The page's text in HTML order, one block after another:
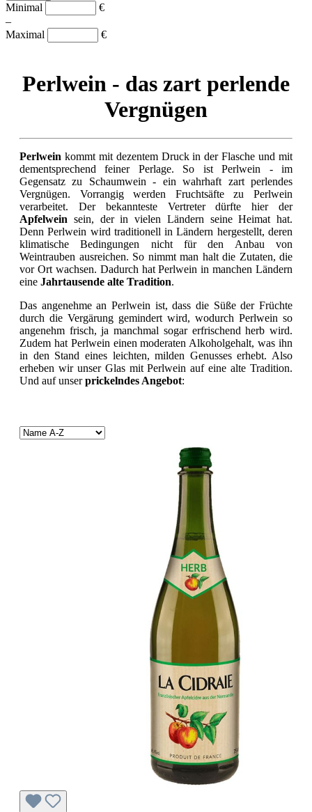
Minimal
€
–
Maximal
€
Perlwein - das zart perlende
Vergnügen
Perlwein kommt mit dezentem Druck in der Flasche und mit
dementsprechend feiner Perlage. So ist Perlwein - im
Gegensatz zu Schaumwein - ein wahrhaft zart perlendes
Vergnügen. Vorrangig werden Fruchtsäfte zu Perlwein
verarbeitet. Der bekannteste Vertreter dürfte hier der
Apfelwein sein, der in vielen Ländern seine Heimat hat.
Denn Perlwein wird traditionell in Ländern hergestellt, deren
klimatische Bedingungen nicht für den Anbau von
Weintrauben ausreichen. So nimmt man halt die Zutaten, die
vor Ort wachsen. Dadurch hat Perlwein in manchen Ländern
eine Jahrtausende alte Tradition.
Das angenehme an Perlwein ist, dass die Süße der Früchte
durch die Vergärung gemindert wird, wodurch Perlwein so
angenehm frisch, ja manchmal sogar erfrischend herb wird.
Zudem hat Perlwein einen moderaten Alkoholgehalt, was ihn
in den Stand eines leichten, milden Genusses erhebt. Also
erheben wir unser Glas mit Perlwein auf eine alte Tradition.
Und auf unserprickelndes Angebot: